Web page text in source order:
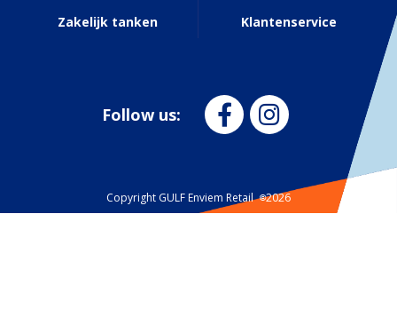
Zakelijk tanken
Klantenservice
Follow us:
Copyright GULFEnviem Retail©2026